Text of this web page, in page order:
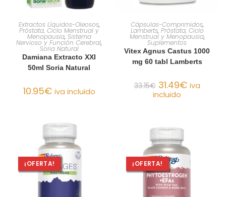
AÑADIR AL CARRITO
Extractos Líquidos-Oleosos,
Próstata, Ciclo Menstrual y
Menopausia, Sistema
Nervioso y Función Cerebral,
Soria Natural
Damiana Extracto XXI
50ml Soria Natural
10.95€ iva incluido
AÑADIR AL CARRITO
Cápsulas-Comprimidos,
Lamberts, Próstata, Ciclo
Menstrual y Menopausia,
Suplementos
Vitex Agnus Castus 1000
mg 60 tabl Lamberts
33.15€ 31.49€ iva
incluido
¡OFERTA! ¡OFERTA!